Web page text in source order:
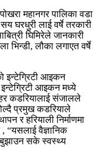
महानगर पालिका वडा
घरधुरी लाई वर्षे तरकारी
घिमिरेले जानकारी
भिन्डी, लौका लगाएत वर्षे
इन्टेग्रिटी आइकन
आइकन मध्ये
कडरियालाई संजालले
प्रमुख कडरियाले
र हरियाली निर्माणमा
“यसलाई वैज्ञानिक
बुझाउन सके स्वस्थ्य